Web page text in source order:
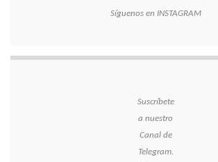
Síguenos en INSTAGRAM
Suscríbete
a nuestro
Canal de
Telegram.